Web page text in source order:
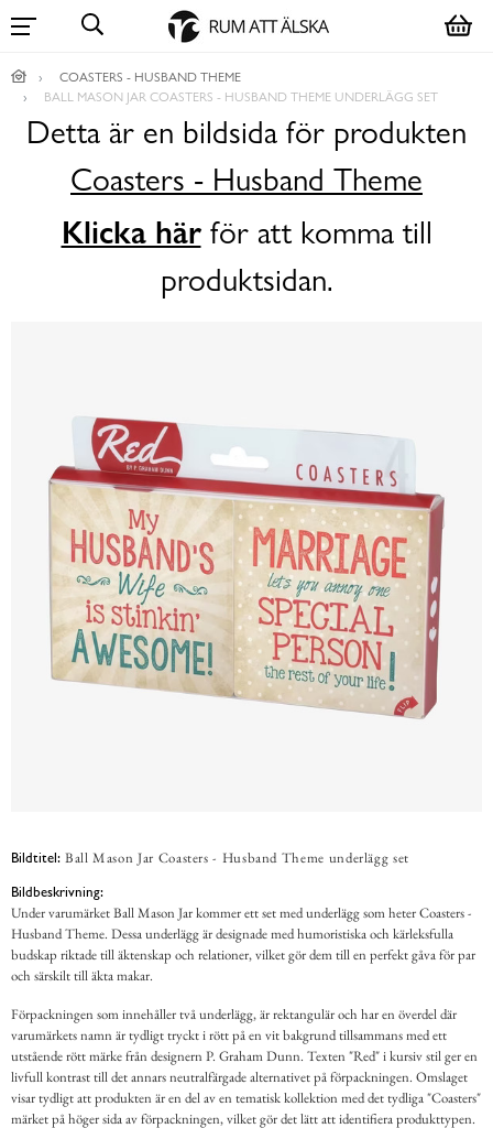
COASTERS - HUSBAND THEME
BALL MASON JAR COASTERS - HUSBAND THEME UNDERLÄGG SET
Detta är en bildsida för produkten
Coasters - Husband Theme
Klicka härför att komma till
produktsidan.
Bildtitel: Ball Mason Jar Coasters - Husband Theme underlägg set
Bildbeskrivning:
Under varumärket Ball Mason Jar kommer ett set med underlägg som heter Coasters -
Husband Theme. Dessa underlägg är designade med humoristiska och kärleksfulla
budskap riktade till äktenskap och relationer, vilket gör dem till en perfekt gåva för par
och särskilt till äkta makar.
Förpackningen som innehåller två underlägg, är rektangulär och har en överdel där
varumärkets namn är tydligt tryckt i rött på en vit bakgrund tillsammans med ett
utstående rött märke från designern P. Graham Dunn. Texten "Red" i kursiv stil ger en
livfull kontrast till det annars neutralfärgade alternativet på förpackningen. Omslaget
visar tydligt att produkten är en del av en tematisk kollektion med det tydliga "Coasters"
märket på höger sida av förpackningen, vilket gör det lätt att identifiera produkttypen.